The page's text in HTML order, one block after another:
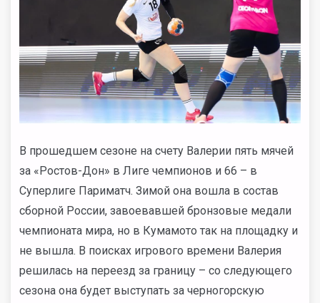
В прошедшем сезоне на счету Валерии пять мячей
за «Ростов-Дон» в Лиге чемпионов и 66 – в
Суперлиге Париматч. Зимой она вошла в состав
сборной России, завоевавшей бронзовые медали
чемпионата мира, но в Кумамото так на площадку и
не вышла. В поисках игрового времени Валерия
решилась на переезд за границу – со следующего
сезона она будет выступать за черногорскую